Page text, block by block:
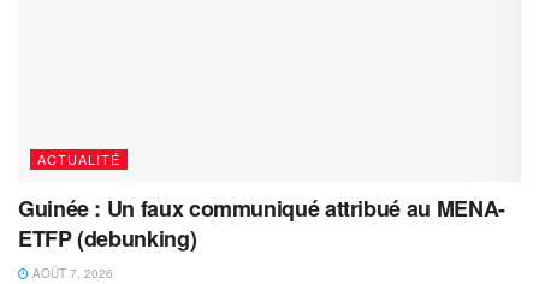
ACTUALITÉ
Guinée : Un faux communiqué attribué au MENA-
ETFP (debunking)
AOÛT 7, 2026